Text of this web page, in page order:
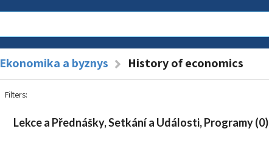
Ekonomika a byznys History of economics
Filters:
Lekce a Přednášky, Setkání a Události, Programy (0)